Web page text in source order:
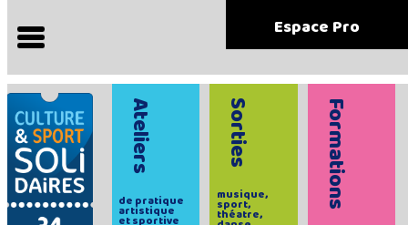
Espace Pro
Ateliers
de pratique
artistique
et sportive
Sorties
musique,
sport,
théatre,
Formations